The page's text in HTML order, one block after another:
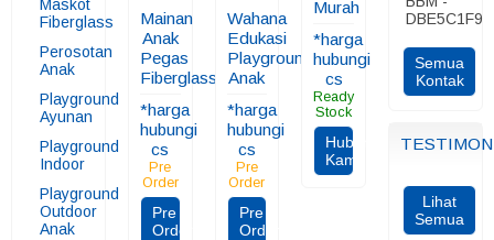
Maskot
Fiberglass
Perosotan
Anak
Playground
Ayunan
Playground
Indoor
Playground
Outdoor
Anak
Mainan
Anak
Pegas
Fiberglass
*harga
hubungi
cs
Pre
Order
Pre
Order
Wahana
Edukasi
Playground
Anak
*harga
hubungi
cs
Pre
Order
Pre
Order
Murah
*harga
hubungi
cs
Ready
Stock
Hubungi
Kami
DBE5C1F9
Semua
Kontak
Lihat
Semua